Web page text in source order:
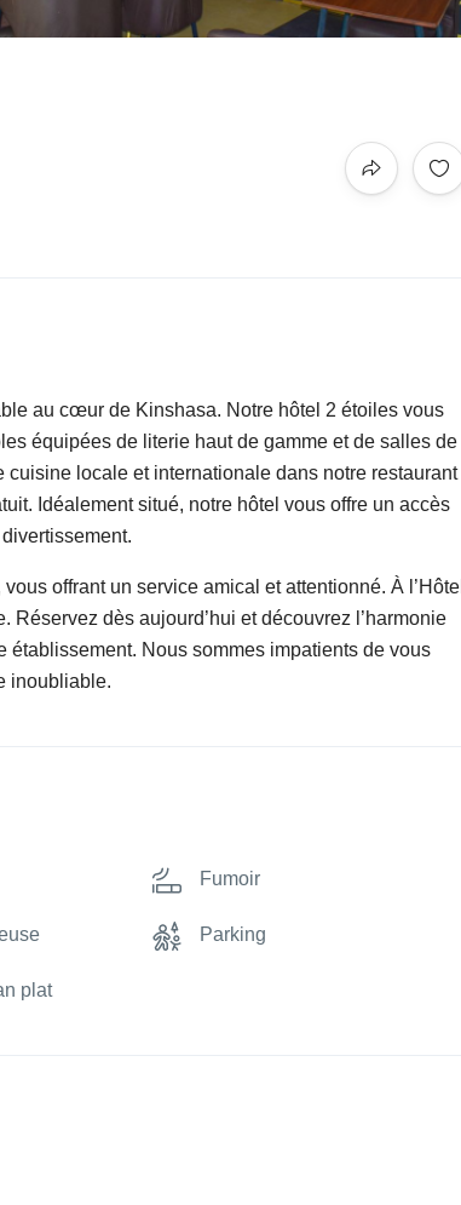
au cœur de Kinshasa. Notre hôtel 2 étoiles vous
équipées de literie haut de gamme et de salles de
locale et internationale dans notre restaurant
Idéalement situé, notre hôtel vous offre un accès
offrant un service amical et attentionné. À l’Hôtel
dès aujourd’hui et découvrez l’harmonie
établissement. Nous sommes impatients de vous
inoubliable.
Fumoir
Parking
plat